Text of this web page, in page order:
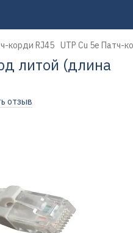
корди RJ45 UTP Cu 5e Патч-
литой (длина
отзыв